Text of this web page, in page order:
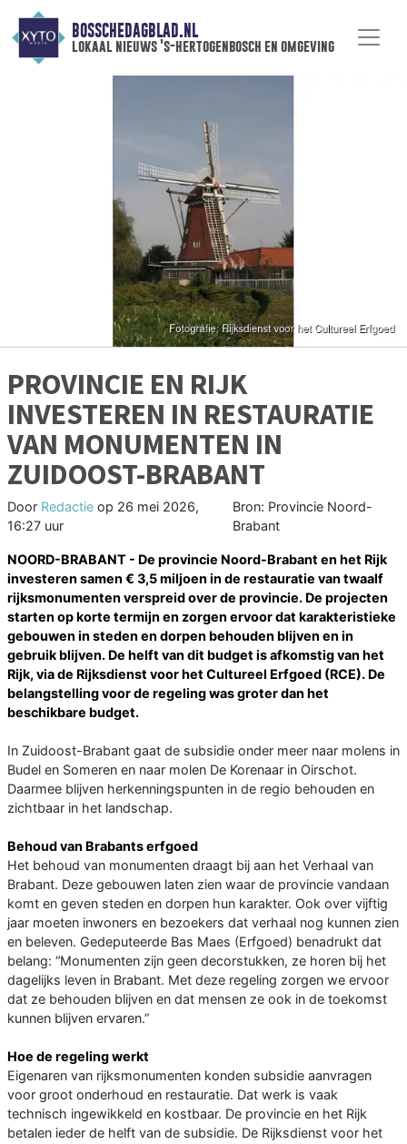
BOSSCHEDAGBLAD.NL
lokaal nieuws 's-hertogenbosch en omgeving
PROVINCIE EN RIJK
INVESTEREN IN RESTAURATIE
VAN MONUMENTEN IN
ZUIDOOST-BRABANT
Door Redactie op 26 mei 2026,
16:27 uur
Bron: Provincie Noord-
Brabant
NOORD-BRABANT - De provincie Noord-Brabant en het Rijk
investeren samen € 3,5 miljoen in de restauratie van twaalf
rijksmonumenten verspreid over de provincie. De projecten
starten op korte termijn en zorgen ervoor dat karakteristieke
gebouwen in steden en dorpen behouden blijven en in
gebruik blijven. De helft van dit budget is afkomstig van het
Rijk, via de Rijksdienst voor het Cultureel Erfgoed (RCE). De
belangstelling voor de regeling was groter dan het
beschikbare budget.
In Zuidoost-Brabant gaat de subsidie onder meer naar molens in
Budel en Someren en naar molen De Korenaar in Oirschot.
Daarmee blijven herkenningspunten in de regio behouden en
zichtbaar in het landschap.
Behoud van Brabants erfgoed
Het behoud van monumenten draagt bij aan het Verhaal van
Brabant. Deze gebouwen laten zien waar de provincie vandaan
komt en geven steden en dorpen hun karakter. Ook over vijftig
jaar moeten inwoners en bezoekers dat verhaal nog kunnen zien
en beleven. Gedeputeerde Bas Maes (Erfgoed) benadrukt dat
belang: “Monumenten zijn geen decorstukken, ze horen bij het
dagelijks leven in Brabant. Met deze regeling zorgen we ervoor
dat ze behouden blijven en dat mensen ze ook in de toekomst
kunnen blijven ervaren.”
Hoe de regeling werkt
Eigenaren van rijksmonumenten konden subsidie aanvragen
voor groot onderhoud en restauratie. Dat werk is vaak
technisch ingewikkeld en kostbaar. De provincie en het Rijk
betalen ieder de helft van de subsidie. De Rijksdienst voor het